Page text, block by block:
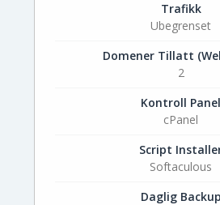
Trafikk
Ubegrenset
Domener Tillatt
2
Kontroll Panel
cPanel
Script
Softaculous
Daglig Backup